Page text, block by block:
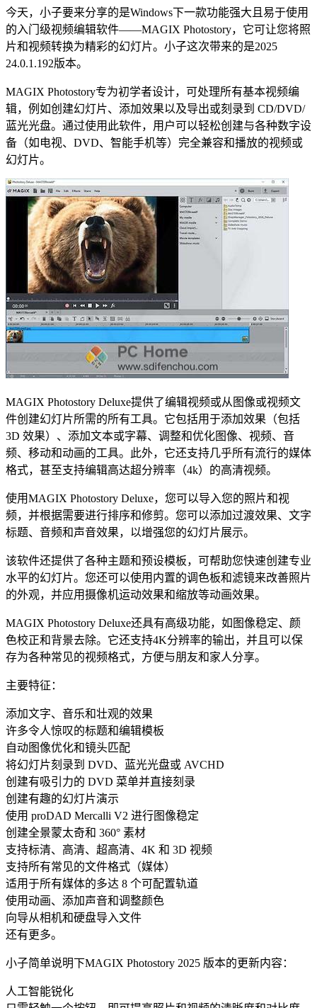
今天，小子要来分享的是Windows下一款功能强大且易于使用
的入门级视频编辑软件——MAGIX Photostory，它可让您将照
片和视频转换为精彩的幻灯片。小子这次带来的是2025
24.0.1.192版本。
MAGIX Photostory专为初学者设计，可处理所有基本视频编
辑，例如创建幻灯片、添加效果以及导出或刻录到 CD/DVD/
蓝光光盘。通过使用此软件，用户可以轻松创建与各种数字设
备（如电视、DVD、智能手机等）完全兼容和播放的视频或
幻灯片。
MAGIX Photostory Deluxe提供了编辑视频或从图像或视频文
件创建幻灯片所需的所有工具。它包括用于添加效果（包括
3D 效果）、添加文本或字幕、调整和优化图像、视频、音
频、移动和动画的工具。此外，它还支持几乎所有流行的媒体
格式，甚至支持编辑高达超分辨率（4k）的高清视频。
使用MAGIX Photostory Deluxe，您可以导入您的照片和视
频，并根据需要进行排序和修剪。您可以添加过渡效果、文字
标题、音频和声音效果，以增强您的幻灯片展示。
该软件还提供了各种主题和预设模板，可帮助您快速创建专业
水平的幻灯片。您还可以使用内置的调色板和滤镜来改善照片
的外观，并应用摄像机运动效果和缩放等动画效果。
MAGIX Photostory Deluxe还具有高级功能，如图像稳定、颜
色校正和背景去除。它还支持4K分辨率的输出，并且可以保
存为各种常见的视频格式，方便与朋友和家人分享。
主要特征：
添加文字、音乐和壮观的效果
许多令人惊叹的标题和编辑模板
自动图像优化和镜头匹配
将幻灯片刻录到 DVD、蓝光光盘或 AVCHD
创建有吸引力的 DVD 菜单并直接刻录
创建有趣的幻灯片演示
使用 proDAD Mercalli V2 进行图像稳定
创建全景蒙太奇和 360° 素材
支持标清、高清、超高清、4K 和 3D 视频
支持所有常见的文件格式（媒体）
适用于所有媒体的多达 8 个可配置轨道
使用动画、添加声音和调整颜色
向导从相机和硬盘导入文件
还有更多。
小子简单说明下MAGIX Photostory 2025 版本的更新内容：
人工智能锐化